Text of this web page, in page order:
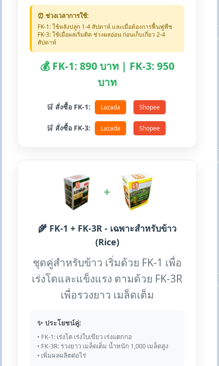
⏰ ช่วงเวลาการใช้:
FK-1: ใช้หลังปลูก 1-4 สัปดาห์ และเมื่อต้องการฟื้นฟูพืช
FK-3: ใช้เมื่อผลเริ่มติด ช่วงผลอ่อน ก่อนเก็บเกี่ยว 2-4
สัปดาห์
💰 FK-1: 890 บาท | FK-3: 950
บาท
🛒 สั่งซื้อ FK-1: Lazada Shopee
🛒 สั่งซื้อ FK-3: Lazada Shopee
+
🌾 FK-1 + FK-3R - เฉพาะสำหรับข้าว
(Rice)
ชุดคู่สำหรับข้าว เริ่มด้วย FK-1 เพื่อ
เร่งโตและแข็งแรง ตามด้วย FK-3R
เพื่อรวงยาว เมล็ดเต็ม
✨ ประโยชน์คู่:
• FK-1: เร่งโต เร่งใบเขียว เร่งแตกกอ
• FK-3R: รวงยาว เมล็ดเต็ม น้ำหนัก 1,000 เมล็ดสูง
• เพิ่มผลผลิตต่อไร่